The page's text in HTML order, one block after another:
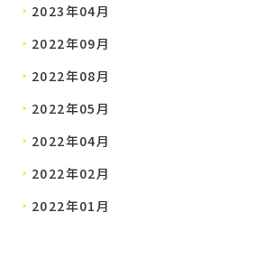
2023年04月
2022年09月
2022年08月
2022年05月
2022年04月
2022年02月
2022年01月